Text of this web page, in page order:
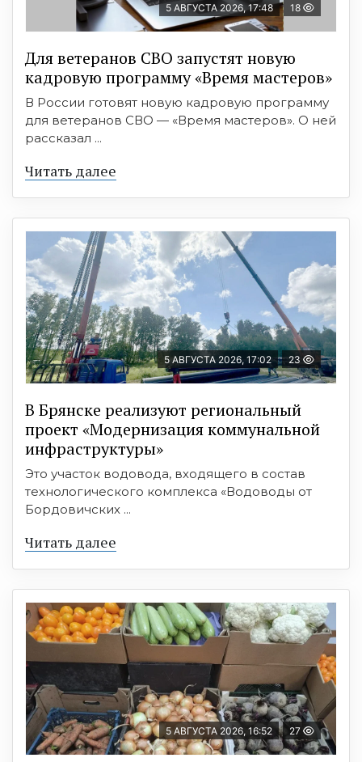
5 АВГУСТА 2026, 17:48 18
Для ветеранов СВО запустят новую
кадровую программу «Время мастеров»
В России готовят новую кадровую программу
для ветеранов СВО — «Время мастеров». О ней
рассказал ...
Читать далее
5 АВГУСТА 2026, 17:02 23
В Брянске реализуют региональный
проект «Модернизация коммунальной
инфраструктуры»
Это участок водовода, входящего в состав
технологического комплекса «Водоводы от
Бордовичских ...
Читать далее
5 АВГУСТА 2026, 16:52 27